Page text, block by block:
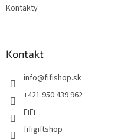
Kontakty
Kontakt
info@fifishop.sk
+421 950 439 962
FiFi
fifigiftshop